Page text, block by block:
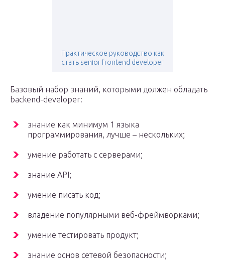
Практическое руководство как
стать senior frontend developer
Базовый набор знаний, которыми должен обладать
backend-developer:
знание как минимум 1 языка
программирования, лучше – нескольких;
умение работать с серверами;
знание API;
умение писать код;
владение популярными веб-фреймворками;
умение тестировать продукт;
знание основ сетевой безопасности;